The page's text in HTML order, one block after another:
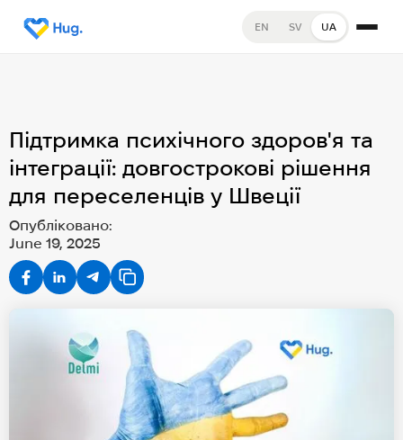
EN SV UA
Підтримка психічного здоров'я та
інтеграції: довгострокові рішення
для переселенців у Швеції
Опубліковано:
June 19, 2025